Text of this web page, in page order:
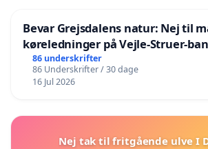
Bevar Grejsdalens natur: Nej til
køreledninger på Vejle-Struer-
86 underskrifter
86 Underskrifter / 30 dage
16 Jul 2026
Nej tak til fritgående ulve I